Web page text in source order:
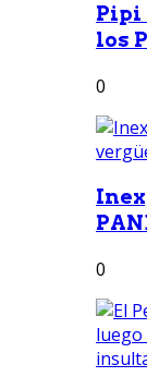
Pipi
los
0
0